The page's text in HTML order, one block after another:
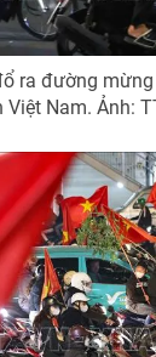
hình Việt
VTV
in và báo điện
Thủy
Thị Mỹ Hạnh,
ra đường
Việt Nam. Ảnh: